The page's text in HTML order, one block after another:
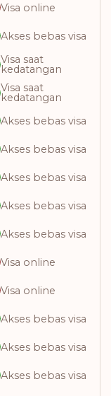
Visa online
Akses bebas visa
Visa saat
kedatangan
Visa saat
kedatangan
Akses bebas visa
Akses bebas visa
Akses bebas visa
Akses bebas visa
Akses bebas visa
Visa online
Visa online
Akses bebas visa
Akses bebas visa
Akses bebas visa